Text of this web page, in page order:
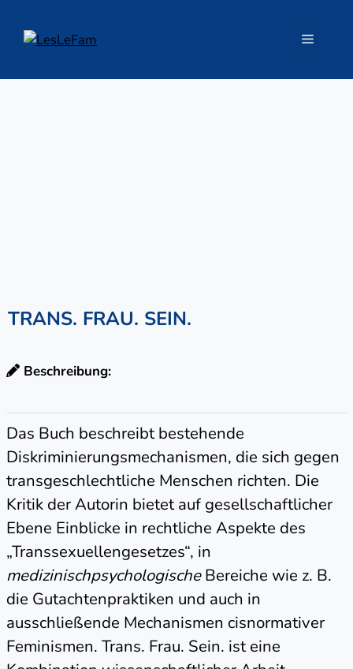
Inhalt
springen
Menü
TRANS. FRAU. SEIN.
Beschreibung:
Das Buch beschreibt bestehende
Diskriminierungsmechanismen, die sich gegen
transgeschlechtliche Menschen richten. Die
Kritik der Autorin bietet auf gesellschaftlicher
Ebene Einblicke in rechtliche Aspekte des
„Transsexuellengesetzes“, in
medizinischpsychologischeBereiche wie z. B.
die Gutachtenpraktiken und auch in
ausschließende Mechanismen cisnormativer
Feminismen. Trans. Frau. Sein. ist eine